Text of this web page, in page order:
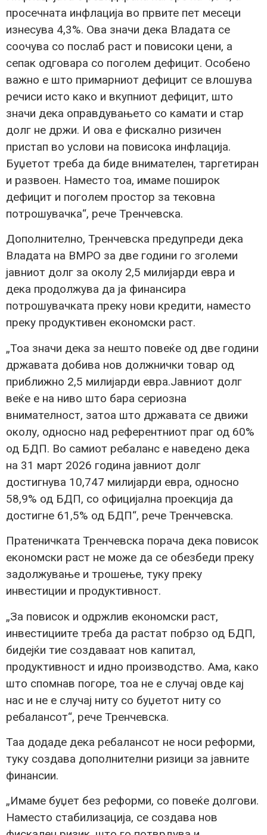
просечната инфлација во првите пет месеци
изнесува 4,3%. Ова значи дека Владата се
соочува со послаб раст и повисоки цени, а
сепак одговара со поголем дефицит. Особено
важно е што примарниот дефицит се влошува
речиси исто како и вкупниот дефицит, што
значи дека оправдувањето со камати и стар
долг не држи. И ова е фискално ризичен
пристап во услови на повисока инфлација.
Буџетот треба да биде внимателен, таргетиран
и развоен. Наместо тоа, имаме поширок
дефицит и поголем простор за тековна
потрошувачка“, рече Тренчевска.
Дополнително, Тренчевска предупреди дека
Владата на ВМРО за две години го зголеми
јавниот долг за околу 2,5 милијарди евра и
дека продолжува да ја финансира
потрошувачката преку нови кредити, наместо
преку продуктивен економски раст.
„Тоа значи дека за нешто повеќе од две години
државата добива нов должнички товар од
приближно 2,5 милијарди евра.Јавниот долг
веќе е на ниво што бара сериозна
внимателност, затоа што државата се движи
околу, односно над референтниот праг од 60%
од БДП. Во самиот ребаланс е наведено дека
на 31 март 2026 година јавниот долг
достигнува 10,747 милијарди евра, односно
58,9% од БДП, со официјална проекција да
достигне 61,5% од БДП“, рече Тренчевска.
Пратеничката Тренчевска порача дека повисок
економски раст не може да се обезбеди преку
задолжување и трошење, туку преку
инвестиции и продуктивност.
„За повисок и одржлив економски раст,
инвестициите треба да растат побрзо од БДП,
бидејќи тие создаваат нов капитал,
продуктивност и идно производство. Ама, како
што спомнав погоре, тоа не е случај овде кај
нас и не е случај ниту со буџетот ниту со
ребалансот“, рече Тренчевска.
Таа додаде дека ребалансот не носи реформи,
туку создава дополнителни ризици за јавните
финансии.
„Имаме буџет без реформи, со повеќе долгови.
Наместо стабилизација, се создава нов